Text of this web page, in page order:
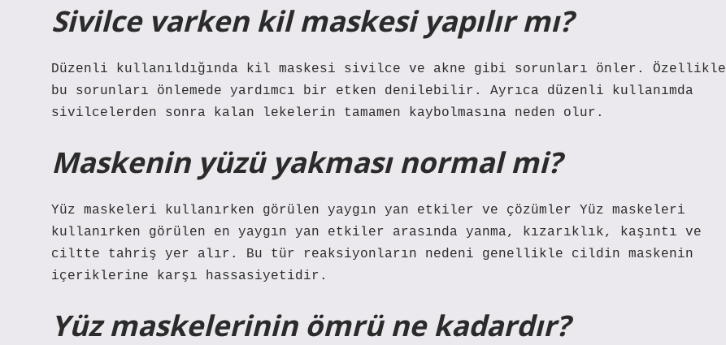
Sivilce varken kil maskesi yapılır mı?
Düzenli kullanıldığında kil maskesi sivilce ve akne gibi sorunları önler. Özellikle
bu sorunları önlemede yardımcı bir etken denilebilir. Ayrıca düzenli kullanımda
sivilcelerden sonra kalan lekelerin tamamen kaybolmasına neden olur.
Maskenin yüzü yakması normal mi?
Yüz maskeleri kullanırken görülen yaygın yan etkiler ve çözümler Yüz maskeleri
kullanırken görülen en yaygın yan etkiler arasında yanma, kızarıklık, kaşıntı ve
ciltte tahriş yer alır. Bu tür reaksiyonların nedeni genellikle cildin maskenin
içeriklerine karşı hassasiyetidir.
Yüz maskelerinin ömrü ne kadardır?